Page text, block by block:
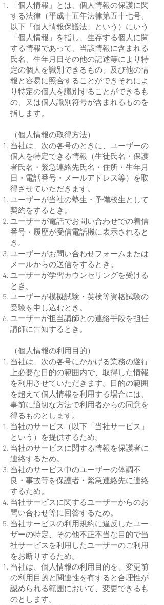
「個人情報」とは、個人情報の保護に関
する法律（平成十五年法律第五十七号、
以下「個人情報保護法」という）にいう
「個人情報」を指し、生存する個人に関
する情報であって、当該情報に含まれる
氏名、生年月日その他の記述等により特
定の個人を識別できるもの、及び他の情
報と容易に照合することができそれによ
り特定の個人を識別することができるも
の、又は個人識別符号が含まれるものを
指します。
（個人情報の取得方法）
当社は、次の各号のときに、ユーザーの
個人を特定できる情報（生徒氏名・保護
者氏名・緊急連絡先氏名・住所・生年月
日・電話番号・メールアドレス等）を取
得させていただきます。
ユーザーが当社の塾生・予備校生として
契約をするとき。
ユーザーが電話でお問い合わせでの着信
番号・履歴が受信電話機に表示されると
き。
ユーザーがお問い合わせフォームまたは
メールからの送信をするとき。
ユーザーが学習カウンセリングを受ける
とき。
ユーザーが模擬試験・英検等資格試験の
受験を申し込むとき。
ユーザーが担当講師との連絡手段を担任
講師に告知するとき。
（個人情報の利用目的）
当社は、次の各号にかかげる業務の遂行
上必要な目的の範囲内で、取得した情報
を利用させていただきます。目的の範囲
を超えて個人情報を利用する場合には、
事前に適切な方法で利用者からの同意を
得るものとします。
当社のサービス（以下「当社サービス」
という）を提供するため。
当社のサービスに関する情報を保護者に
連絡するため。
当社のサービス中のユーザーの体調不
良・事故等を保護者・緊急連絡先に連絡
するため。
当社サービスに関するユーザーからのお
問い合わせ等に回答するため。
当社サービスの利用規約に違反したユー
ザーの特定、その他不正不当な目的で当
社サービスを利用したユーザーのご利用
をお断りするため。
当社は、個人情報の利用目的を、変更前
の利用目的と関連性を有すると合理性が
認められる範囲において、変更できるも
のとします。